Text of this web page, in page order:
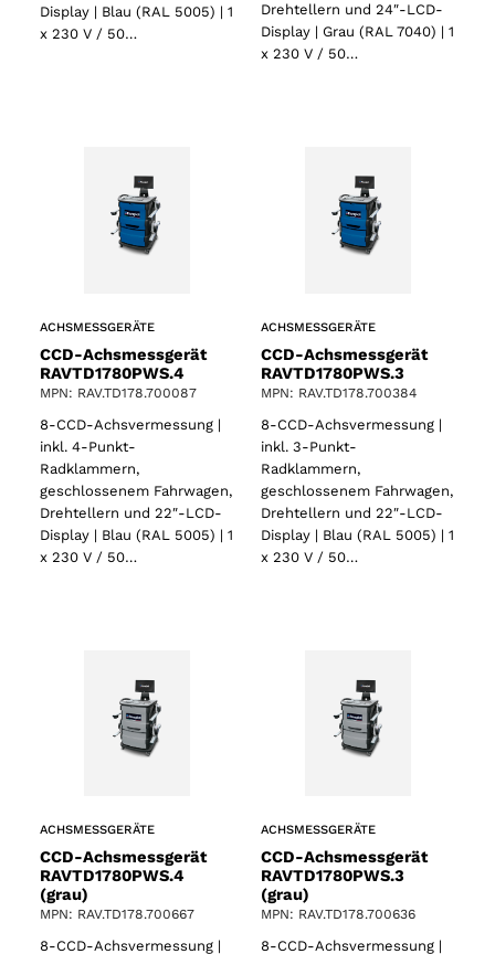
Display | Blau (RAL 5005) | 1
x 230 V / 50…
Drehtellern und 24″-LCD-
Display | Grau (RAL 7040) | 1
x 230 V / 50…
ACHSMESSGERÄTE
CCD-Achsmessgerät
RAVTD1780PWS.4
MPN: RAV.TD178.700087
8-CCD-Achsvermessung |
inkl. 4-Punkt-
Radklammern,
geschlossenem Fahrwagen,
Drehtellern und 22″-LCD-
Display | Blau (RAL 5005) | 1
x 230 V / 50…
ACHSMESSGERÄTE
CCD-Achsmessgerät
RAVTD1780PWS.3
MPN: RAV.TD178.700384
8-CCD-Achsvermessung |
inkl. 3-Punkt-
Radklammern,
geschlossenem Fahrwagen,
Drehtellern und 22″-LCD-
Display | Blau (RAL 5005) | 1
x 230 V / 50…
ACHSMESSGERÄTE
CCD-Achsmessgerät
RAVTD1780PWS.4
(grau)
MPN: RAV.TD178.700667
8-CCD-Achsvermessung |
ACHSMESSGERÄTE
CCD-Achsmessgerät
RAVTD1780PWS.3
(grau)
MPN: RAV.TD178.700636
8-CCD-Achsvermessung |